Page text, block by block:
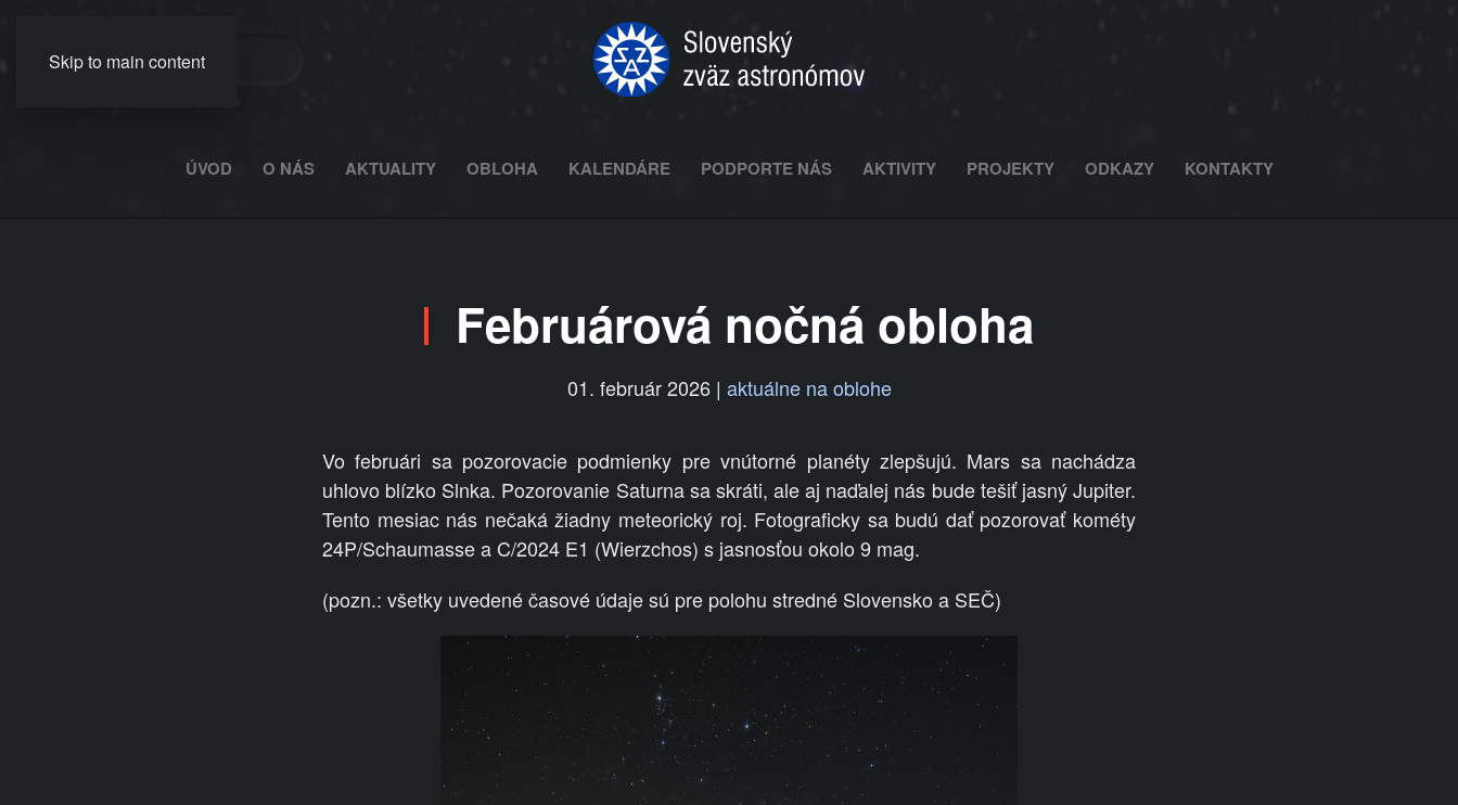
Skip to main content
ÚVOD O NÁS AKTUALITY OBLOHA KALENDÁRE PODPORTE NÁS AKTIVITY PROJEKTY ODKAZY KONTAKTY
Februárová nočná obloha
01. február 2026| aktuálne na oblohe
Vo februári sa pozorovacie podmienky pre vnútorné planéty zlepšujú. Mars sa nachádza
uhlovo blízko Slnka. Pozorovanie Saturna sa skráti, ale aj naďalej nás bude tešiť jasný Jupiter.
Tento mesiac nás nečaká žiadny meteorický roj. Fotograficky sa budú dať pozorovať kométy
24P/Schaumasse a C/2024 E1 (Wierzchos) s jasnosťou okolo 9 mag.
(pozn.: všetky uvedené časové údaje sú pre polohu stredné Slovensko a SEČ)